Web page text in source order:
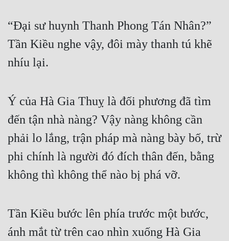
Truyện Dịch
Xa Lộ Dịch
Cung Đấu
Cạnh Kỹ
Cổ Tiên Hiệp
Du Hí
Dã Sử
“Đại sư huynh Thanh Phong Tán Nhân?”
Tần Kiều nghe vậy, đôi mày thanh tú khẽ
nhíu lại.
Ý của Hà Gia Thuỵ là đối phương đã tìm
đến tận nhà nàng? Vậy nàng không cần
phải lo lắng, trận pháp mà nàng bày bố, trừ
phi chính là người đó đích thân đến, bằng
không thì không thể nào bị phá vỡ.
Tần Kiều bước lên phía trước một bước,
ánh mắt từ trên cao nhìn xuống Hà Gia